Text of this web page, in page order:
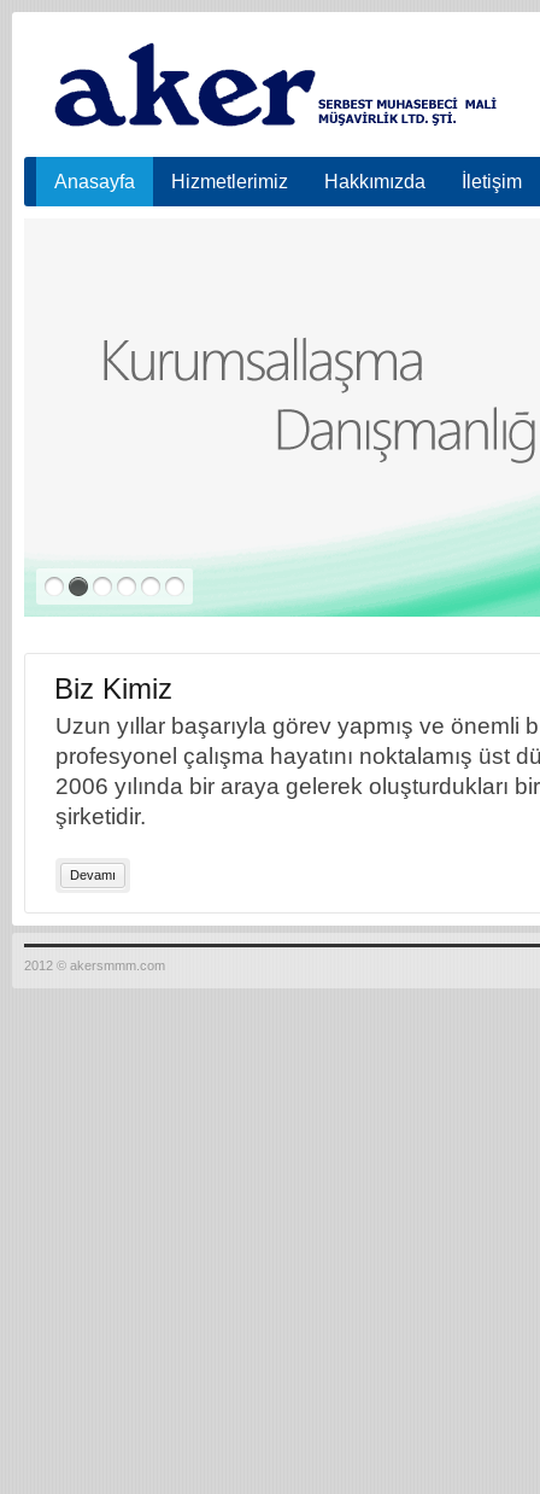
Anasayfa Hizmetlerimiz Hakkımızda İletişim
Biz Kimiz
Uzun yıllar başarıyla görev yapmış ve önemli
profesyonel çalışma hayatını noktalamış üst
2006 yılında bir araya gelerek oluşturdukları
şirketidir.
Devamı
2012 © akersmmm.com